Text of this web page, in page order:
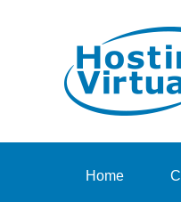
navigazione
contenuto
principale
Home